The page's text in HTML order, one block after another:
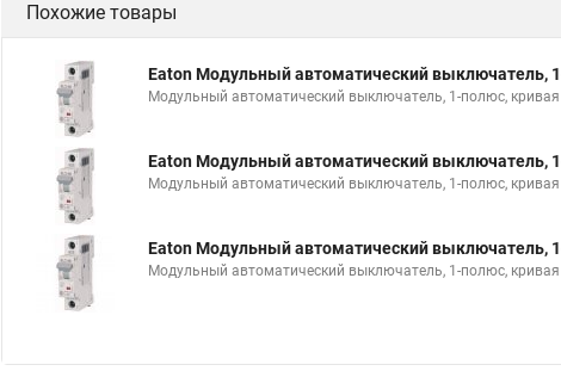
Похожие товары
Eaton Модульный автоматический выключатель,
Модульный автоматический выключатель, 1-полюс,
Eaton Модульный автоматический выключатель,
Модульный автоматический выключатель, 1-полюс,
Eaton Модульный автоматический выключатель,
Модульный автоматический выключатель, 1-полюс,